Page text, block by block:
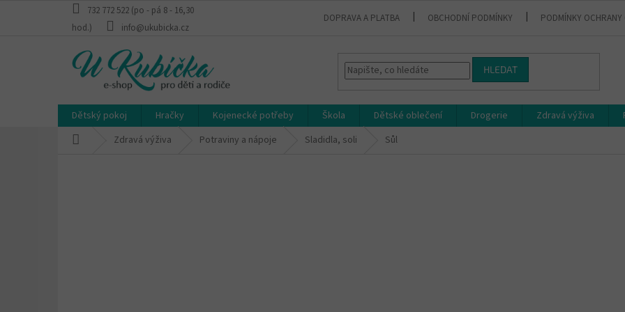
732 772 522 (po - pá 8 - 16,30
hod.)
info@ukubicka.cz
DOPRAVA A PLATBA OBCHODNÍ PODMÍNKY PODMÍNKY OCHRANY
HLEDAT
Dětský pokoj Hračky Kojenecké potřeby Škola Dětské oblečení Drogerie Zdravá výživa
Zdravá výživa Potraviny a nápoje Sladidla, soli Sůl